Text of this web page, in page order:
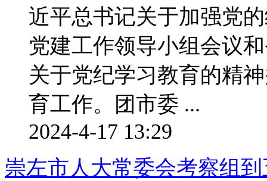
近平总书记关于加强党
党建工作领导小组会议
关于党纪学习教育的精
育工作。团市委 ...
2024-4-17 13:29
崇左市人大常委会考察组